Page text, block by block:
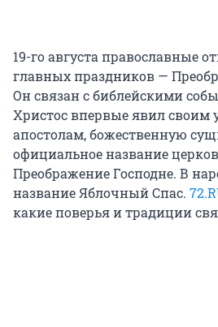
19-го августа православные
главных праздников —
Он связан с библейскими
Христос впервые явил своим
апостолам, божественную
официальное название
Преображение Господне. В
название Яблочный Спас.
какие поверья и традиции